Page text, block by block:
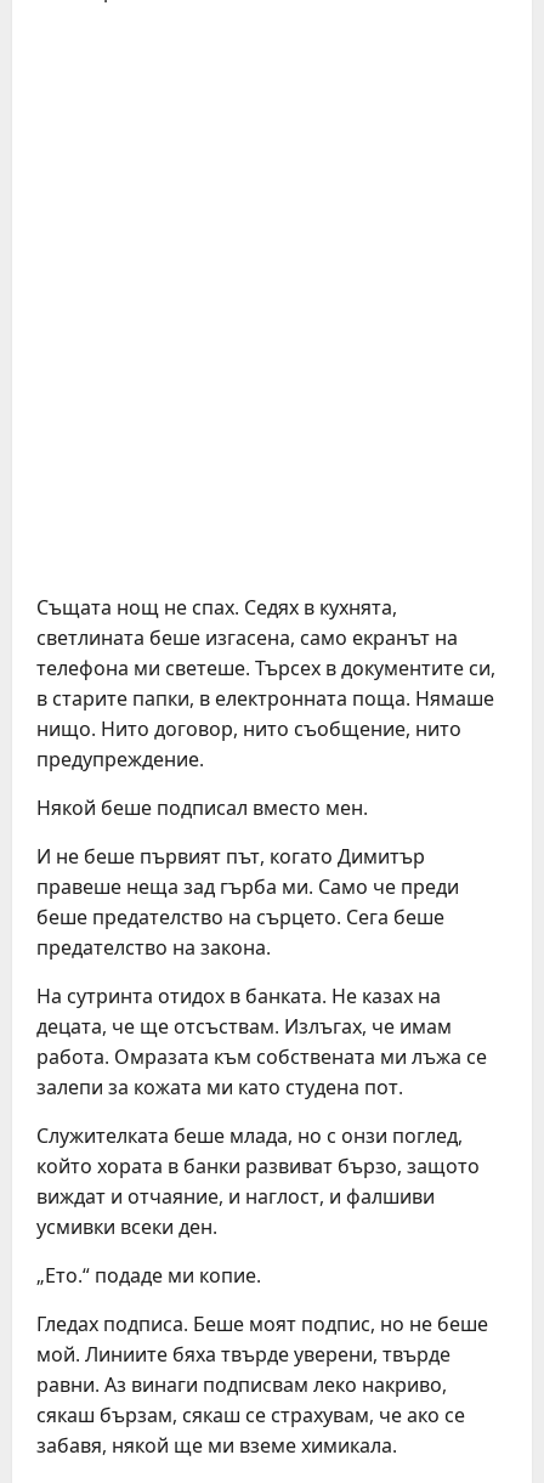
Същата нощ не спах. Седях в кухнята,
светлината беше изгасена, само екранът на
телефона ми светеше. Търсех в документите си,
в старите папки, в електронната поща. Нямаше
нищо. Нито договор, нито съобщение, нито
предупреждение.
Някой беше подписал вместо мен.
И не беше първият път, когато Димитър
правеше неща зад гърба ми. Само че преди
беше предателство на сърцето. Сега беше
предателство на закона.
На сутринта отидох в банката. Не казах на
децата, че ще отсъствам. Излъгах, че имам
работа. Омразата към собствената ми лъжа се
залепи за кожата ми като студена пот.
Служителката беше млада, но с онзи поглед,
който хората в банки развиват бързо, защото
виждат и отчаяние, и наглост, и фалшиви
усмивки всеки ден.
„Ето.“ подаде ми копие.
Гледах подписа. Беше моят подпис, но не беше
мой. Линиите бяха твърде уверени, твърде
равни. Аз винаги подписвам леко накриво,
сякаш бързам, сякаш се страхувам, че ако се
забавя, някой ще ми вземе химикала.